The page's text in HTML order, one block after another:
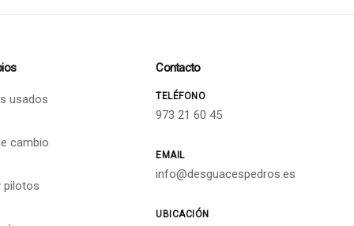
usados
cambio
pilotos
Contacto
TELÉFONO
973 21 60 45
EMAIL
info@desguacespedros.es
UBICACIÓN